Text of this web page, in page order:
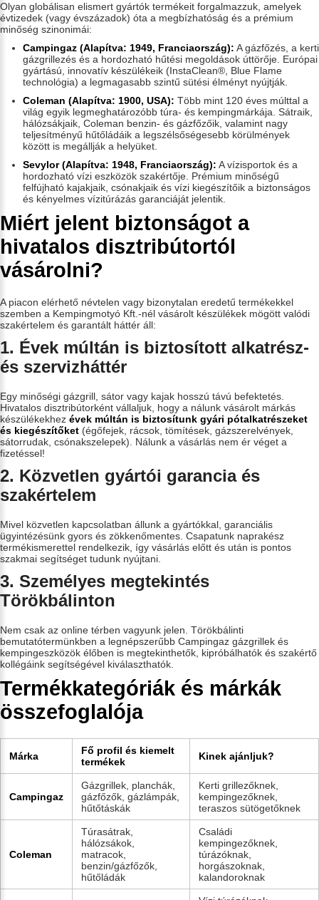
Olyan globálisan elismert gyártók termékeit forgalmazzuk, amelyek
évtizedek (vagy évszázadok) óta a megbízhatóság és a prémium
minőség szinonimái:
Campingaz (Alapítva: 1949, Franciaország): A gázfőzés, a kerti
gázgrillezés és a hordozható hűtési megoldások úttörője. Európai
gyártású, innovatív készülékeik (InstaClean®, Blue Flame
technológia) a legmagasabb szintű sütési élményt nyújtják.
Coleman (Alapítva: 1900, USA): Több mint 120 éves múlttal a
világ egyik legmeghatározóbb túra- és kempingmárkája. Sátraik,
hálózsákjaik, Coleman benzin- és gázfőzőik, valamint nagy
teljesítményű hűtőládáik a legszélsőségesebb körülmények
között is megállják a helyüket.
Sevylor (Alapítva: 1948, Franciaország): A vízisportok és a
hordozható vízi eszközök szakértője. Prémium minőségű
felfújható kajakjaik, csónakjaik és vízi kiegészítőik a biztonságos
és kényelmes vízitúrázás garanciáját jelentik.
Miért jelent biztonságot a
hivatalos disztribútortól
vásárolni?
A piacon elérhető névtelen vagy bizonytalan eredetű termékekkel
szemben a Kempingmotyó Kft.-nél vásárolt készülékek mögött valódi
szakértelem és garantált háttér áll:
1. Évek múltán is biztosított alkatrész-
és szervizháttér
Egy minőségi gázgrill, sátor vagy kajak hosszú távú befektetés.
Hivatalos disztribútorként vállaljuk, hogy a nálunk vásárolt márkás
készülékekhez évek múltán is biztosítunk gyári pótalkatrészeket
és kiegészítőket (égőfejek, rácsok, tömítések, gázszerelvények,
sátorrudak, csónakszelepek). Nálunk a vásárlás nem ér véget a
fizetéssel!
2. Közvetlen gyártói garancia és
szakértelem
Mivel közvetlen kapcsolatban állunk a gyártókkal, garanciális
ügyintézésünk gyors és zökkenőmentes. Csapatunk naprakész
termékismerettel rendelkezik, így vásárlás előtt és után is pontos
szakmai segítséget tudunk nyújtani.
3. Személyes megtekintés
Törökbálinton
Nem csak az online térben vagyunk jelen. Törökbálinti
bemutatótermünkben a legnépszerűbb Campingaz gázgrillek és
kempingeszközök élőben is megtekinthetők, kipróbálhatók és szakértő
kollégáink segítségével kiválaszthatók.
Termékkategóriák és márkák
összefoglalója
Márka
Fő profil és kiemelt
termékek
Kinek ajánljuk?
Campingaz
Gázgrillek, planchák,
gázfőzők, gázlámpák,
hűtőtáskák
Kerti grillezőknek,
kempingezőknek,
teraszos sütögetőknek
Coleman
Túrasátrak,
hálózsákok,
matracok,
benzin/gázfőzők,
hűtőládák
Családi
kempingezőknek,
túrázóknak,
horgászoknak,
kalandoroknak